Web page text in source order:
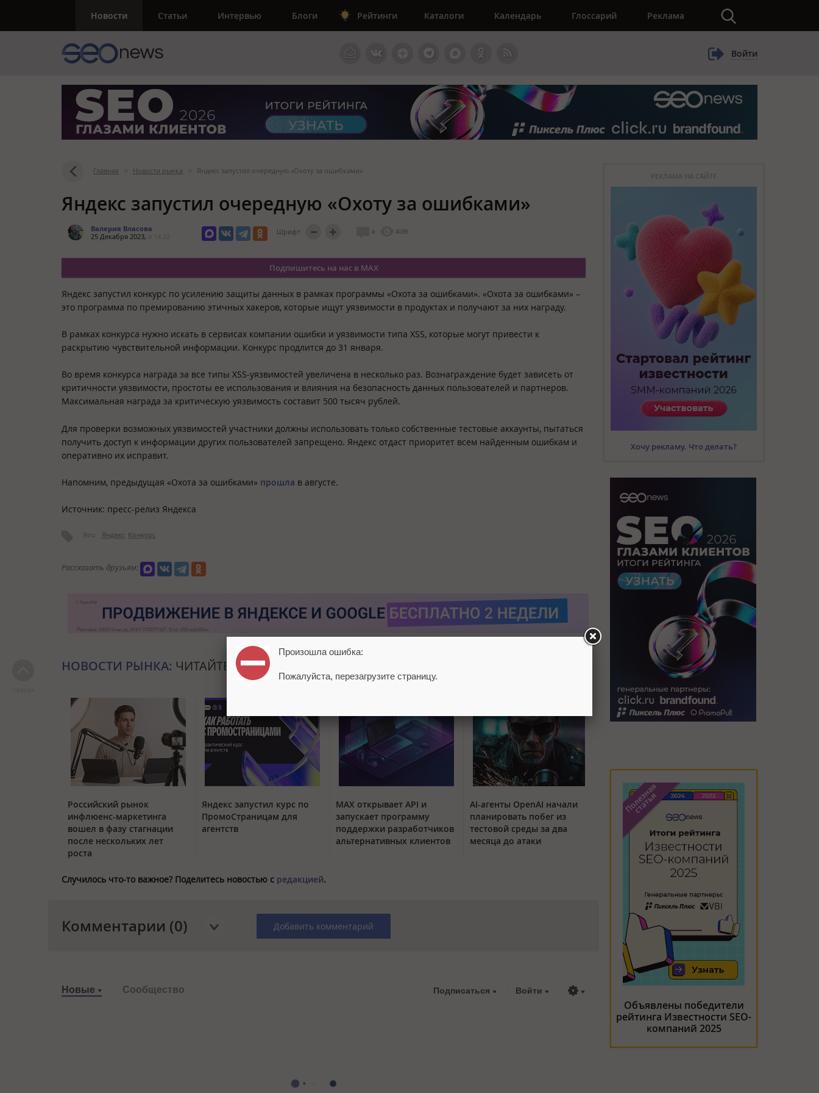
Новости Статьи Интервью Блоги Рейтинги Каталоги Календарь Глоссарий Реклама
Войти
Главная > Новости рынка > Яндекс запустил очередную «Охоту за ошибками»
Яндекс запустил очередную «Охоту за ошибками»
Валерия Власова
25 Декабря 2023,
Шрифт: 0 4038
Подпишитесь на нас в MAX
Яндекс запустил конкурс по усилению защиты данных в рамках программы «Охота за ошибками». «Охота за ошибками» –
это программа по премированию этичных хакеров, которые ищут уязвимости в продуктах и получают за них награду.
В рамках конкурса нужно искать в сервисах компании ошибки и уязвимости типа XSS, которые могут привести к
раскрытию чувствительной информации. Конкурс продлится до 31 января.
Во время конкурса награда за все типы XSS-уязвимостей увеличена в несколько раз. Вознаграждение будет зависеть от
критичности уязвимости, простоты ее использования и влияния на безопасность данных пользователей и партнеров.
Максимальная награда за критическую уязвимость составит 500 тысяч рублей.
Для проверки возможных уязвимостей участники должны использовать только собственные тестовые аккаунты, пытаться
получить доступ к информации других пользователей запрещено. Яндекс отдаст приоритет всем найденным ошибкам и
оперативно их исправит.
Напомним, предыдущая «Охота за ошибками» прошла в августе.
Источник: пресс-релиз Яндекса
Теги: Яндекс Конкурс
Рассказать друзьям:
НОВОСТИ РЫНКА: ЧИТАЙТЕ ТАКЖЕ
Российский рынок
инфлюенс-маркетинга
вошел в фазу стагнации
после нескольких лет
роста
Яндекс запустил курс по
ПромоСтраницам для
агентств
MAX открывает API и
запускает программу
поддержки разработчиков
альтернативных клиентов
AI-агенты OpenAI начали
планировать побег из
тестовой среды за два
месяца до атаки
Случилось что-то важное? Поделитесь новостью с редакцией.
Комментарии (0) Добавить комментарий
Новые Сообщество Подписаться Войти
РЕКЛАМА НА САЙТЕ
Хочу рекламу. Что делать?
Объявлены победители
рейтинга Известности SEO-
компаний 2025
Произошла ошибка:
Пожалуйста, перезагрузите страницу.